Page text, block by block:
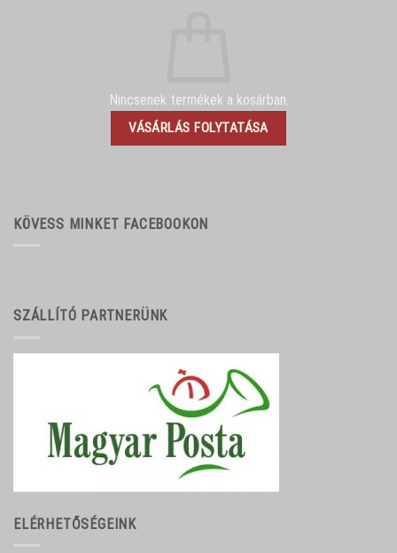
Nincsenek termékek a kosárban.
VÁSÁRLÁS FOLYTATÁSA
KÖVESS MINKET FACEBOOKON
SZÁLLÍTÓ PARTNERÜNK
ELÉRHETŐSÉGEINK